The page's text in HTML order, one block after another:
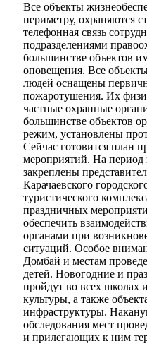
Все объекты
периметру, охраняются
телефонная связь
подразделениями
большинстве объектов
оповещения. Все
людей оснащены
пожаротушения. Их
частные охранные
большинстве объектов
режим, установлены
Сейчас готовится план
мероприятий. На период
закреплены
Карачаевского
туристического
праздничных
обеспечить
органами при
ситуаций. Особое
Домбай и местам
детей. Новогодние и
пройдут во всех школах
культуры, а также
инфраструктуры.
обследования мест
и прилегающих к ним
Мэр